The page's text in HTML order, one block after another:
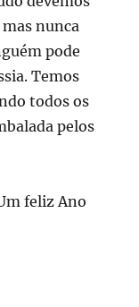
nunca
pode
Temos
todos os
pelos
feliz Ano